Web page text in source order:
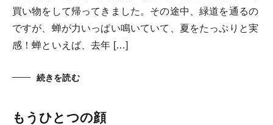
買い物をして帰ってきました。その途中、緑道を通るの
ですが、蝉が力いっぱい鳴いていて、夏をたっぷりと実
感！蝉といえば、去年 […]
続きを読む
もうひとつの顔